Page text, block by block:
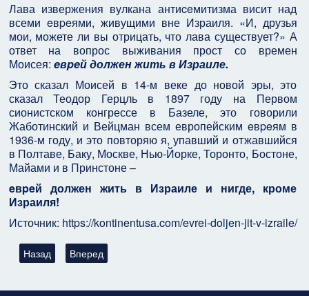
Лава извержения вулкана антиceмитизма висит над
всеми eвpeями, живущими вне Израиля. «И, друзья
мои, можете ли вы отрицать, что лава существует?» А
ответ на вопрос выживания прост со времен
Моисея: eвpeй должен жить в Израиле.
Это сказал Моисей в 14-м веке до новой эры, это
сказал Теодор Герцль в 1897 году на Первом
сионистском конгрессе в Базеле, это говорили
Жаботинский и Вейцман всем европейским eвpeям в
1936-м году, и это повторяю я, упавший и отжавшийся
в Полтаве, Баку, Москве, Нью-Йорке, Торонто, Бостоне,
Майами и в Принстоне –
eвpeй должен жить в Израиле и нигде, кроме
Израиля!
Источник: https://kontinentusa.com/evrei-doljen-jit-v-izraile/
Предыдущий: Эдуард Андрющенко: «КГБ выделял евреев в
Назад Следующий: Бенцион Нетаньяху, «Альталена» и я
Вперед